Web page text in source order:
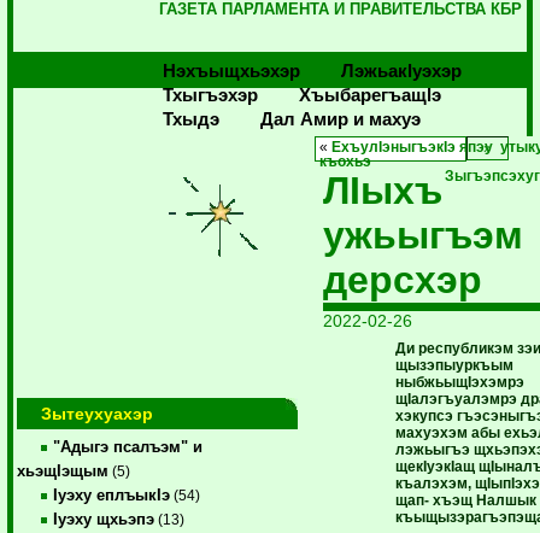
ГАЗЕТА ПАРЛАМЕНТА И ПРАВИТЕЛЬСТВА КБР
Нэхъыщхьэхэр
Лэжьакlуэхэр
Тхыгъэхэр
Хъыбарегъащlэ
Тхыдэ
Дал Амир и махуэ
Зытеухуахэр
"Адыгэ псалъэм" и
хьэщIэщым (5)
Iуэху еплъыкIэ (54)
Iуэху щхьэпэ (13)
« ЕхъулIэныгъэкIэ япэу
къохьэ
ЛIыхъ
ужьыгъэм
дерсхэр
2022-02-26
Ди республикэм зэи
щызэпыуркъым
ныбжьыщIэхэмрэ
щIалэгъуалэмрэ
хэкупсэ
махуэхэм абы
лэжьыгъэ
щекIуэкIащ
къалэхэм,
щап- хъэщ Налшык